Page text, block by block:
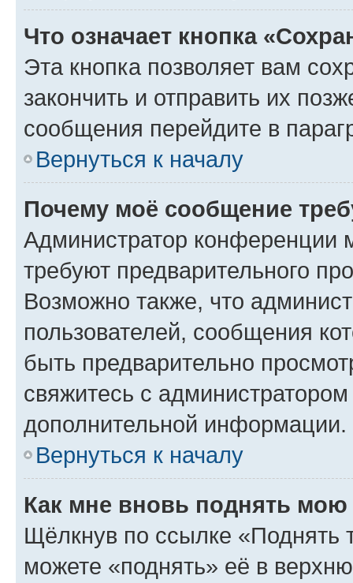
Что означает кнопка
Эта кнопка позволяет вам
закончить и отправить их
сообщения перейдите в
Вернуться к началу
Почему моё сообщение
Администратор конференции
требуют предварительного
Возможно также, что
пользователей, сообщения
быть предварительно
свяжитесь с
дополнительной информации.
Вернуться к началу
Как мне вновь поднять мою
Щёлкнув по ссылке «Поднять
можете «поднять» её в